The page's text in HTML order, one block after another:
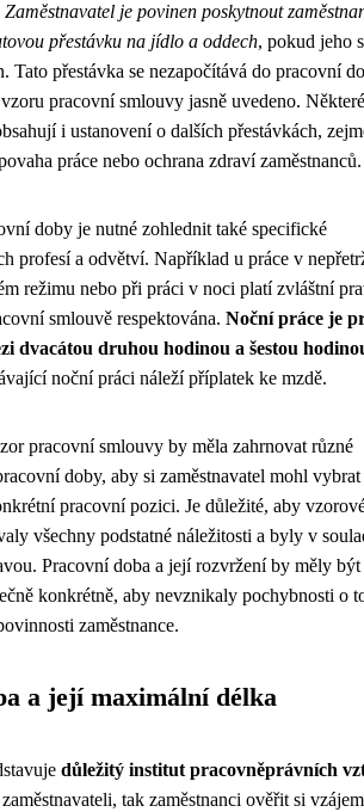
Zaměstnavatel je povinen poskytnout
přestávku na jídlo a oddech, pokud jeho
Tato přestávka se nezapočítává do pracovní
pracovní smlouvy jasně uvedeno. Některé
i ustanovení o dalších přestávkách,
práce nebo ochrana zdraví zaměstnanců.
doby je nutné zohlednit také specifické
profesí a odvětví. Například u práce v
režimu nebo při práci v noci platí zvláštní
smlouvě respektována. Noční práce je
dvacátou druhou hodinou a šestou
noční práci náleží příplatek ke mzdě.
pracovní smlouvy by měla zahrnovat různé
doby, aby si zaměstnavatel mohl vybrat
pracovní pozici. Je důležité, aby
všechny podstatné náležitosti a byly v
Pracovní doba a její rozvržení by měly být
konkrétně, aby nevznikaly pochybnosti o
zaměstnance.
a její maximální délka
důležitý institut pracovněprávních
tak zaměstnanci ověřit si